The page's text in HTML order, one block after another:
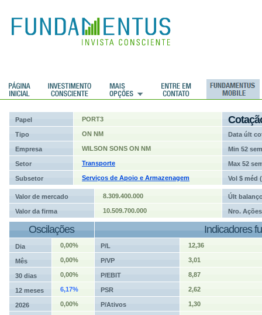
Papel PORT3
Tipo ON NM Data últ
Empresa WILSON SONS ON NM Min 52 sem
Setor Transporte Max 52
Subsetor Serviços de Apoio e Armazenagem Vol $ méd
Valor de mercado 8.309.400.000 Últ
Valor da firma 10.509.700.000 Nro. Ações
Oscilações Indicadores
Dia 0,00% P/L 12,36
Mês 0,00% P/VP 3,01
30 dias 0,00% P/EBIT 8,87
12 meses 6,17% PSR 2,62
2026 0,00% P/Ativos 1,30